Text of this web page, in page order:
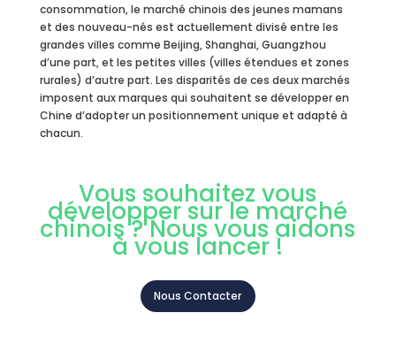
consommation, le marché chinois des jeunes mamans
et des nouveau-nés est actuellement divisé entre les
grandes villes comme Beijing, Shanghai, Guangzhou
d’une part, et les petites villes (villes étendues et zones
rurales) d’autre part. Les disparités de ces deux marchés
imposent aux marques qui souhaitent se développer en
Chine d’adopter un positionnement unique et adapté à
chacun.
Vous souhaitez vous
développer sur le marché
chinois ? Nous vous aidons
à vous lancer !
Nous Contacter